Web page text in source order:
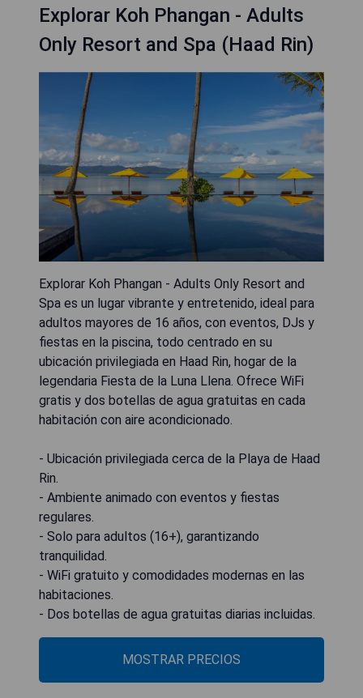
Explorar Koh Phangan - Adults
Only Resort and Spa (Haad Rin)
Explorar Koh Phangan - Adults Only Resort and
Spa es un lugar vibrante y entretenido, ideal para
adultos mayores de 16 años, con eventos, DJs y
fiestas en la piscina, todo centrado en su
ubicación privilegiada en Haad Rin, hogar de la
legendaria Fiesta de la Luna Llena. Ofrece WiFi
gratis y dos botellas de agua gratuitas en cada
habitación con aire acondicionado.
- Ubicación privilegiada cerca de la Playa de Haad
Rin.
- Ambiente animado con eventos y fiestas
regulares.
- Solo para adultos (16+), garantizando
tranquilidad.
- WiFi gratuito y comodidades modernas en las
habitaciones.
- Dos botellas de agua gratuitas diarias incluidas.
MOSTRAR PRECIOS